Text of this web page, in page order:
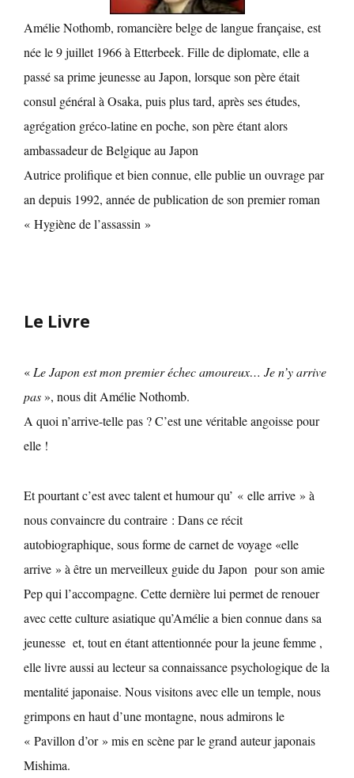
Amélie Nothomb, romancière belge de langue française, est
née le 9 juillet 1966 à Etterbeek. Fille de diplomate, elle a
passé sa prime jeunesse au Japon, lorsque son père était
consul général à Osaka, puis plus tard, après ses études,
agrégation gréco-latine en poche, son père étant alors
ambassadeur de Belgique au Japon
Autrice prolifique et bien connue, elle publie un ouvrage par
an depuis 1992, année de publication de son premier roman
« Hygiène de l’assassin »
Le Livre
«Le Japon est mon premier échec amoureux… Je n’y arrive
pas», nous dit Amélie Nothomb.
A quoi n’arrive-telle pas ? C’est une véritable angoisse pour
elle !
Et pourtant c’est avec talent et humour qu’ « elle arrive » à
nous convaincre du contraire : Dans ce récit
autobiographique, sous forme de carnet de voyage «elle
arrive » à être un merveilleux guide du Japon pour son amie
Pep qui l’accompagne. Cette dernière lui permet de renouer
avec cette culture asiatique qu’Amélie a bien connue dans sa
jeunesse et, tout en étant attentionnée pour la jeune femme ,
elle livre aussi au lecteur sa connaissance psychologique de la
mentalité japonaise. Nous visitons avec elle un temple, nous
grimpons en haut d’une montagne, nous admirons le
« Pavillon d’or » mis en scène par le grand auteur japonais
Mishima.